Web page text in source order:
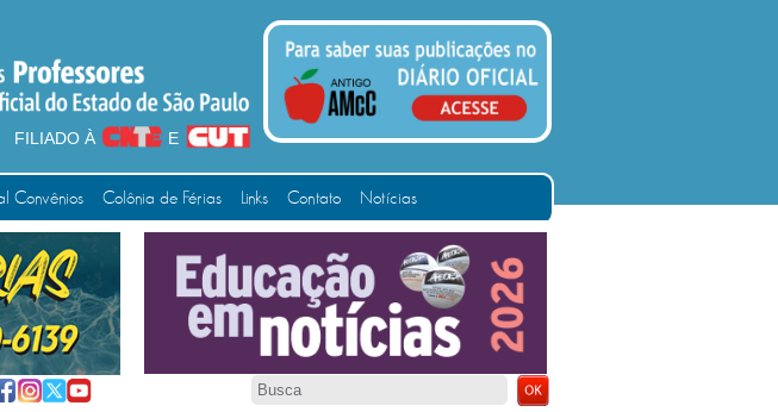
FILIADO À E
Convênios Colônia de Férias Links Contato Notícias